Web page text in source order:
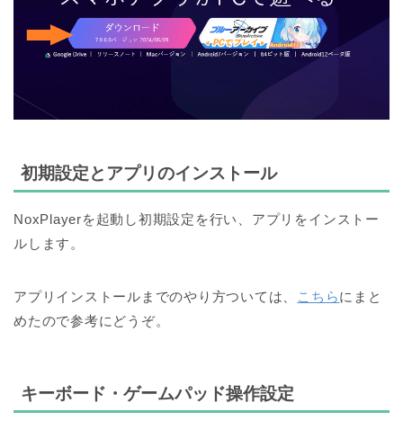
初期設定とアプリのインストール
NoxPlayerを起動し初期設定を行い、アプリをインストー
ルします。
アプリインストールまでのやり方ついては、 こちらにまと
めたので参考にどうぞ。
キーボード・ゲームパッド操作設定